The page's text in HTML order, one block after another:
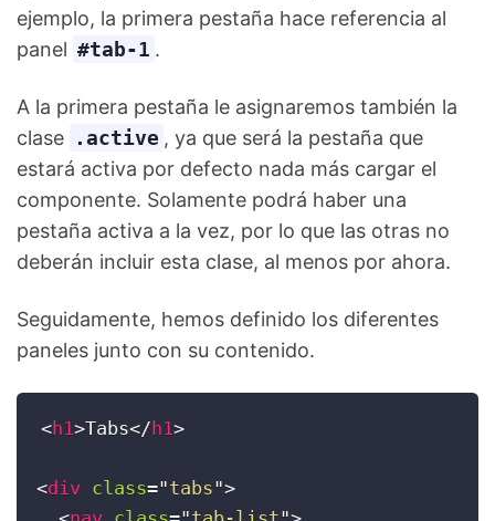
ejemplo, la primera pestaña hace referencia al
panel #tab-1 .
A la primera pestaña le asignaremos también la
clase
.active , ya que será la pestaña que
estará activa por defecto nada más cargar el
componente. Solamente podrá haber una
pestaña activa a la vez, por lo que las otras no
deberán incluir esta clase, al menos por ahora.
Seguidamente, hemos definido los diferentes
paneles junto con su contenido.
<h1>Tabs</ h1>
<div class="tabs">